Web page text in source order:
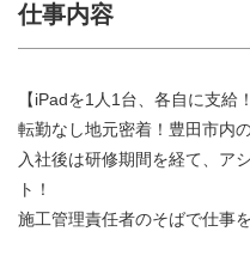
仕事内容
【iPadを1人1台、各自に支給！
転勤なし地元密着！豊田市内
入社後は研修期間を経て、ア
ト！
施工管理責任者のそばで仕事